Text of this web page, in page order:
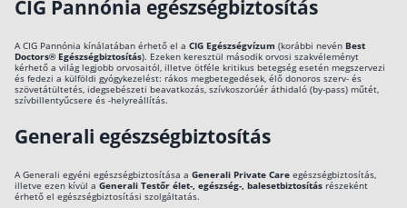
CIG Pannónia egészségbiztosítás
A CIG Pannónia kínálatában érhető el a CIG Egészségvízum (korábbi nevén Best
Doctors® Egészségbiztosítás). Ezeken keresztül második orvosi szakvéleményt
kérhető a világ legjobb orvosaitól, illetve ötféle kritikus betegség esetén megszervezi
és fedezi a külföldi gyógykezelést: rákos megbetegedések, élő donoros szerv- és
szövetátültetés, idegsebészeti beavatkozás, szívkoszorúér áthidaló (by-pass) műtét,
szívbillentyűcsere és -helyreállítás.
Generali egészségbiztosítás
A Generali egyéni egészségbiztosítása a Generali Private Care egészségbiztosítás,
illetve ezen kívül a Generali Testőr élet-, egészség-, balesetbiztosítás részeként
érhető el egészségbiztosítási szolgáltatás.